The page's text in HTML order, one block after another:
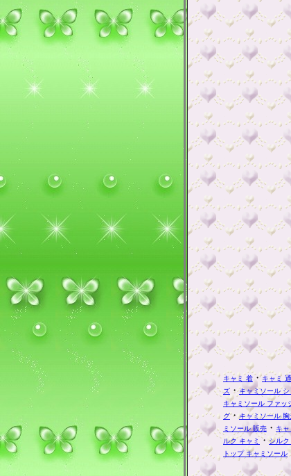
キャミ 着・キャミ
ズ ・キャミソール シ
キャミソール ファッ
グ・キャミソール 胸
ミソール 販売 ・ キ
ルク キャミ ・シル
トップ キャミソール